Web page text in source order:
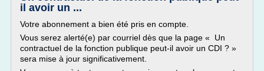
il avoir un ...
Votre abonnement a bien été pris en compte.
Vous serez alerté(e) par courriel dès que la page « Un
contractuel de la fonction publique peut-il avoir un CDI ? »
sera mise à jour significativement.